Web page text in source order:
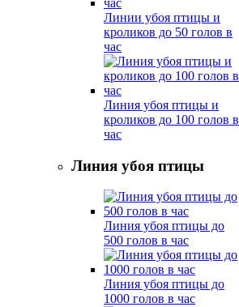
Линии убоя птицы и
кроликов до 50 голов в
час
Линия убоя птицы и
кроликов до 100 голов в
час
Линия убоя птицы
Линия убоя птицы до
500 голов в час
Линия убоя птицы до
1000 голов в час